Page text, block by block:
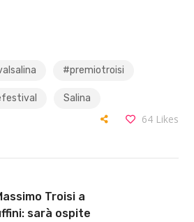
#premiotroisi
Salina
64 Likes
Troisi a
sarà ospite